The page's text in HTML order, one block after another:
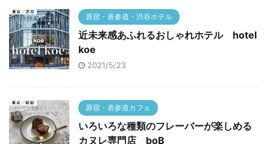
原宿・表参道・渋谷ホテル
近未来感あふれるおしゃれホテル hotel
koe
2021/5/23
原宿・表参道カフェ
いろいろな種類のフレーバーが楽しめる
カヌレ専門店 boB